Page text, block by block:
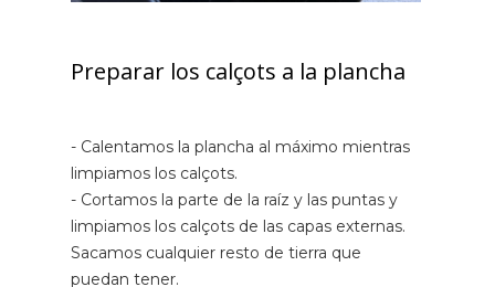
Preparar los calçots a la plancha
- Calentamos la plancha al máximo mientras
limpiamos los calçots.
- Cortamos la parte de la raíz y las puntas y
limpiamos los calçots de las capas externas.
Sacamos cualquier resto de tierra que
puedan tener.